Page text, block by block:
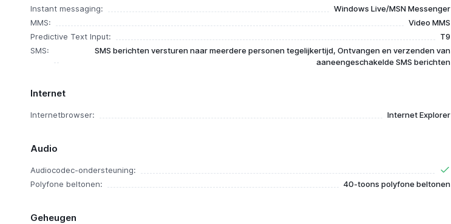
Instant messaging:
Windows Live/MSN Messenger
MMS:
Video MMS
Predictive Text Input:
T9
SMS:
SMS berichten versturen naar meerdere personen tegelijkertijd, Ontvangen en verzenden van
aaneengeschakelde SMS berichten
Internet
Internetbrowser: Internet Explorer
Audio
Audiocodec-ondersteuning:
Polyfone beltonen:
40-toons polyfone beltonen
Geheugen